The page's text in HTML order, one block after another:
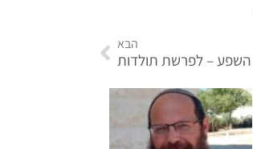
הבא
– לפרשת תולדות